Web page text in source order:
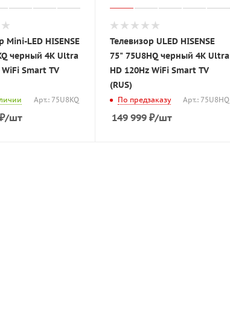
Mini-LED HISENSE
черный 4K Ultra
WiFi Smart TV
Арт.: 75U8KQ
₽/шт
Телевизор ULED HISENSE
75" 75U8HQ черный 4K Ultra
HD 120Hz WiFi Smart TV
(RUS)
По предзаказу Арт.: 75U8HQ
149 999 ₽/шт